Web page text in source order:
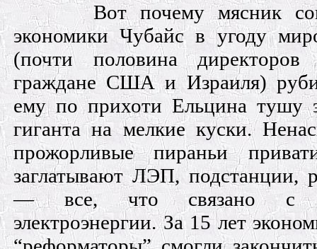
Вот почему мясник
экономики Чубайс в угоду
(почти половина
граждане США и Израиля)
ему по прихоти Ельцина тушу
гиганта на мелкие куски.
прожорливые пираньи
заглатывают ЛЭП, подстанции,
— все, что связано с
электроэнергии. За 15 лет